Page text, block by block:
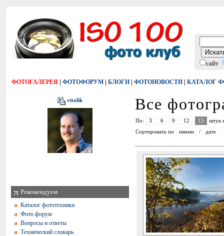
сайт
ФОТОГАЛЕРЕЯ | ФОТОФОРУМ | БЛОГИ | ФОТОНОВОСТИ | КАТАЛОГ
vitalik
Рекомендуем
Каталог фототехники
Фото форум
Вопросы и ответы
Технический словарь
Все
По: 3 6 9 12 15
штук
Сортировать по
имени / дате